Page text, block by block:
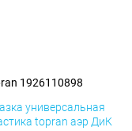
1926110898
универсальная
topran аэр ДиК